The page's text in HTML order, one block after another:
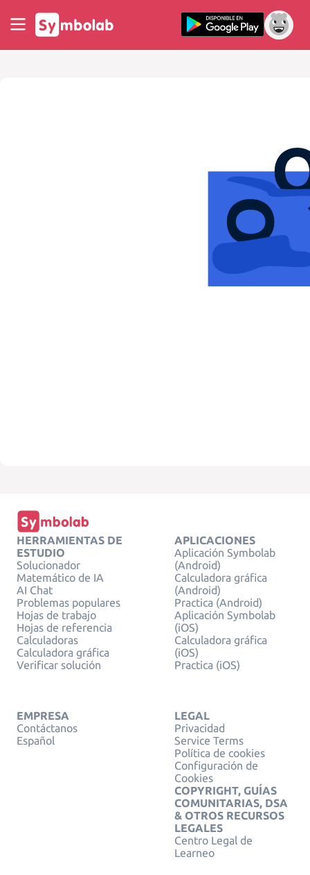
HERRAMIENTAS DE
ESTUDIO
Solucionador
Matemático de IA
AI Chat
Problemas populares
Hojas de trabajo
Hojas de referencia
Calculadoras
Calculadora gráfica
Verificar solución
APLICACIONES
Aplicación Symbolab
(Android)
Calculadora gráfica
(Android)
Practica (Android)
Aplicación Symbolab
(iOS)
Calculadora gráfica
(iOS)
Practica (iOS)
EMPRESA
Contáctanos
Español
LEGAL
Privacidad
Service Terms
Política de cookies
Configuración de
Cookies
COPYRIGHT, GUÍAS
COMUNITARIAS, DSA
& OTROS RECURSOS
LEGALES
Centro Legal de
Learneo